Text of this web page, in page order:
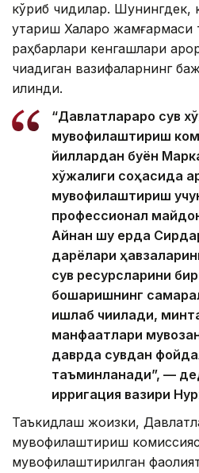
кўриб чиқдилар.
қутқариш Халқаро
раҳбарлари кенгашлари
чиқадиган вазифаларнинг
қилинди.
“Давлатлараро сув
мувофиқлаштириш
йиллардан буён
хўжалиги соҳасида
мувофиқлаштириш
профессионал
Айнан шу ерда
дарёлари
сув ресурсларини
бошқаришнинг
ишлаб чиқилади,
манфаатлари
даврда сувдан
таъминланади”, —
ирригация вазири
Таъкидлаш жоизки,
мувофиқлаштириш
мувофиқлаштирилган